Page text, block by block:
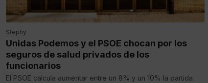
Stephy
Unidas Podemos y el PSOE chocan por los
seguros de salud privados de los
funcionarios
El PSOE calcula aumentar entre un 8% y un 10% la partida